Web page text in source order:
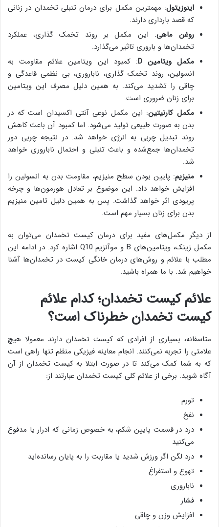
اینوزیتول: مهمترین مکمل برای درمان تنبلی تخمدان در زنانی
که قصد بارداری دارند.
روغن ماهی: این مکمل بر روند تخمک گذاری، عملکرد
تخمدان‌ها و باروری تاثیر می‌گذارد.
مکمل ویتامین D : کمبود این ویتامین علائم مقاومت به
انسولین، روند تخمک گذاری، ناباروری، بی نظمی قاعدگی و
چاقی را تشدید می‌کند. به همین دلیل مصرف این ویتامین
برای زنان ضروری است.
مکمل کارنیتین: این مکمل نوعی آنتی اکسیدان است که در
بدن به صورت طبیعی تولید می‌شود. اما کمبود آن باعث کاهش
روند تبدیل چربی به انرژی خواهد شد. در نتیجه چربی دور
تخمدان‌ها جمع‌شده و باعث تنبلی و احتمال ناباروری خواهد
شد.
منیزیم: پایین بودن سطح منیزیم، مقاومت بدن به انسولین را
افزایش خواهد داد. این موضوع بر تعادل هورمون‌ها و چرخه
پریودی اثر خواهد گذاشت. پس به همین دلیل تامین منیزیم
بدن برای زنان بسیار مهم است.
از دیگر مکمل‌های مفید برای درمان کیست تخمدان می‌توان به
مکمل زینک، ویتامین‌های B و موآنزیم Q10 اشاره کرد. در ادامه این
مطلب با علائم و روش‌های درمان خانگی کیست در تخمدان‌ها آشنا
خواهیم شد. با ما همراه باشید.
علائم کیست تخمدان؛ کدام علائم
کیست تخمدان خطرناک است؟
متاسفانه، بسیاری از افرادی که کیست تخمدان دارند معمولا هیچ
علامتی را تجربه نمی‌کنند. انجام معاینه فیزیکی منظم تنها راهی است
که به شما کمک می‌کند تا در صورت ابتلا به کیست تخمدان از آن
آگاه شوید. برخی از علائم کلی کیست تخمدان عبارتند از:
تورم
نفخ
درد در قسمت پایین شکم، به خصوص زمانی که ادرار یا مدفوع
می‌کنید
درد لگن اگر ورزش شدید یا مقاربت را به پایان رسانده‌اید
تهوع و استفراغ
ناباروری
فشار
افزایش وزن و چاقی